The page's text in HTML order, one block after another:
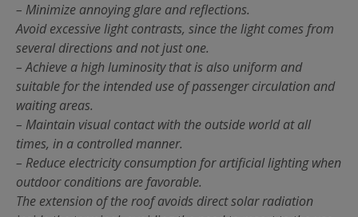
– Minimize annoying glare and reflections.
Avoid excessive light contrasts, since the light comes from
several directions and not just one.
– Achieve a high luminosity that is also uniform and
suitable for the intended use of passenger circulation and
waiting areas.
– Maintain visual contact with the outside world at all
times, in a controlled manner.
– Reduce electricity consumption for artificial lighting when
outdoor conditions are favorable.
The extension of the roof avoids direct solar radiation